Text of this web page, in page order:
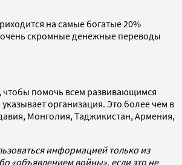
на самые богатые 20%
скромные денежные переводы
чтобы помочь всем развивающимся
организация. Это более чем в
Монголия, Таджикистан, Армения,
информацией только из
«объявлением войны», если это не